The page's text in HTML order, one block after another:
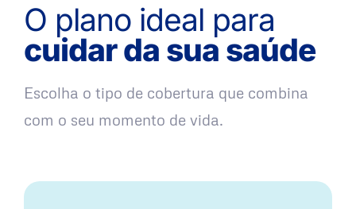
O plano ideal para
cuidar da sua saúde
Escolha o tipo de cobertura que combina
com o seu momento de vida.